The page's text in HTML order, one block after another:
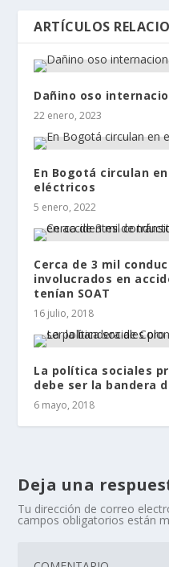
ARTÍCULOS
Dañino oso
22 enero, 2023
En Bogotá circulan
eléctricos
5 enero, 2022
Cerca de 3 mil
involucrados en
tenían SOAT
16 julio, 2018
La política sociales
debe ser la bandera
6 mayo, 2018
Deja una
Tu dirección de correo
campos obligatorios están